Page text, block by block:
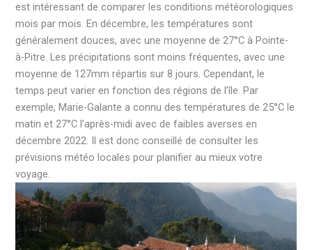
est intéressant de comparer les conditions météorologiques
mois par mois. En décembre, les températures sont
généralement douces, avec une moyenne de 27°C à Pointe-
à-Pitre. Les précipitations sont moins fréquentes, avec une
moyenne de 127mm répartis sur 8 jours. Cependant, le
temps peut varier en fonction des régions de l’île. Par
exemple, Marie-Galante a connu des températures de 25°C le
matin et 27°C l’après-midi avec de faibles averses en
décembre 2022. Il est donc conseillé de consulter les
prévisions météo locales pour planifier au mieux votre
voyage.